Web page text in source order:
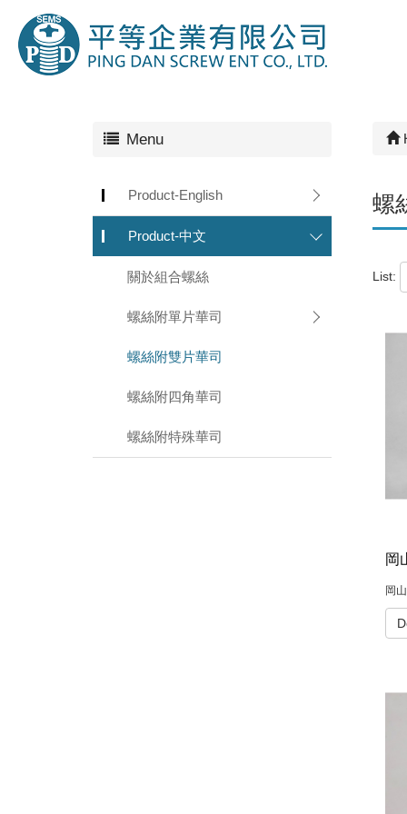
Menu
Product-English
Product-中文
關於組合螺絲
螺絲附單片華司
螺絲附雙片華司
螺絲附四角華司
螺絲附特殊華司
螺
List:
岡